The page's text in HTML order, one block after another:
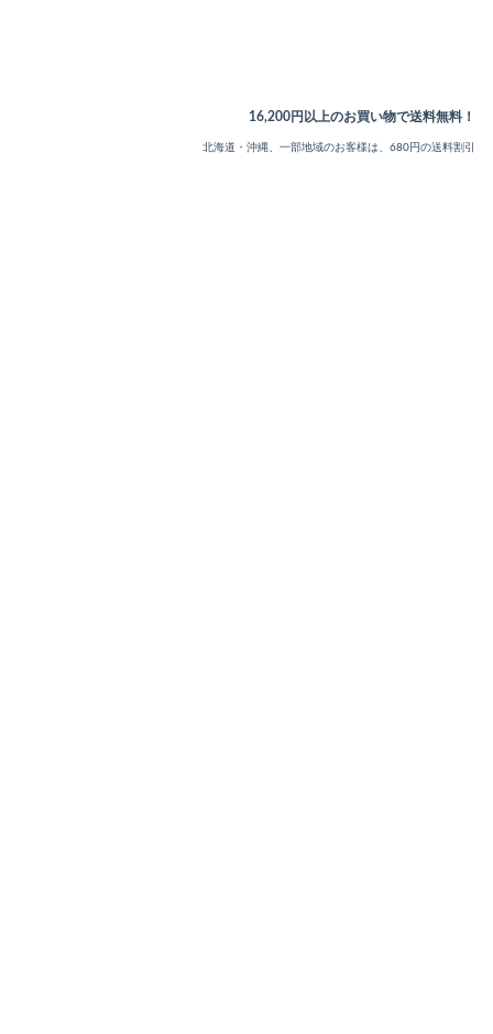
16,200円以上のお買い物で送料無料！
北海道・沖縄、一部地域のお客様は、680円の送料割引